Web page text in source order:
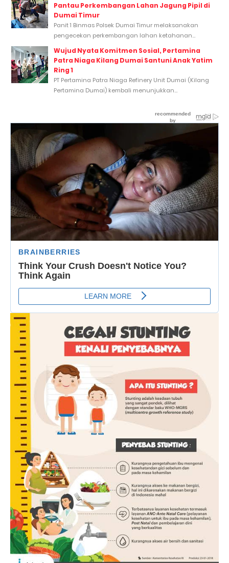
Pantau Perkembangan Lahan Jagung Pipil di
Dumai Timur
Panit 1 Binmas Polsek Dumai Timur melaksanakan
pengecekan perkembangan lahan ketahanan...
Wujud Nyata Komitmen Sosial, Pertamina
Patra Niaga Kilang Dumai Santuni Anak Yatim
Ring 1
PT Pertamina Patra Niaga Refinery Unit Dumai (Kilang
Pertamina Dumai) kembali menunjukkan...